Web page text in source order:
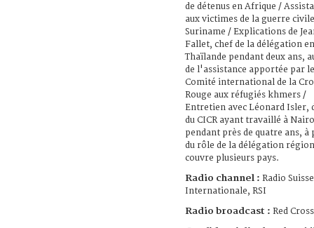
de détenus en Afrique /
aux victimes de la guerre
Suriname / Explications de
Fallet, chef de la délégation en
Thaïlande pendant deux ans,
de l'assistance apportée par le
Comité international de la
Rouge aux réfugiés khmers /
Entretien avec Léonard Isler,
du CICR ayant travaillé à
pendant près de quatre ans, à
du rôle de la délégation
couvre plusieurs pays.
Radio channel : Radio Suisse
Internationale, RSI
Radio broadcast : Red